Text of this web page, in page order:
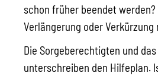
schon früher beendet werden?
Verlängerung oder Verkürzung
Die Sorgeberechtigten und
unterschreiben den Hilfeplan.